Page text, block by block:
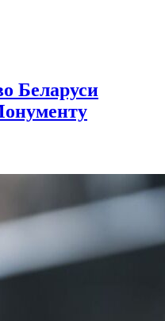
Беларуси